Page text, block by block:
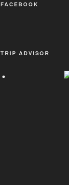
FACEBOOK
TRIP ADVISOR